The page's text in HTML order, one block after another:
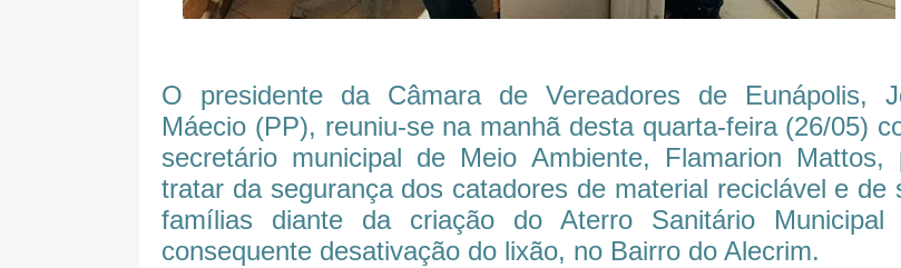
O presidente da Câmara de Vereadores de Eunápolis,
Máecio (PP), reuniu-se na manhã desta quarta-feira (26/05)
secretário municipal de Meio Ambiente, Flamarion Mattos,
tratar da segurança dos catadores de material reciclável e de
famílias diante da criação do Aterro Sanitário
consequente desativação do lixão, no Bairro do Alecrim.